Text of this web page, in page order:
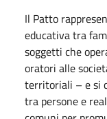
Il Patto
educativa tra
soggetti che
oratori alle
territoriali – e si
tra persone e